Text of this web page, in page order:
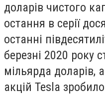
доларів чистого
остання в серії
останні
березні 2020 року
мільярда доларів,
акцій Tesla